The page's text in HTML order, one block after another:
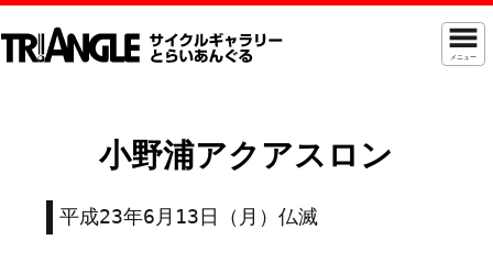
メニュー
小野浦アクアスロン
平成23年6月13日（月）仏滅